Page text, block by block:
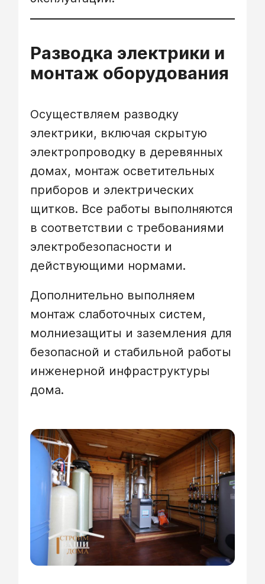
Поиск
Разводка электрики и
монтаж оборудования
Осуществляем разводку
электрики, включая скрытую
электропроводку в деревянных
домах, монтаж осветительных
приборов и электрических
щитков. Все работы выполняются
в соответствии с требованиями
электробезопасности и
действующими нормами.
Дополнительно выполняем
монтаж слаботочных систем,
молниезащиты и заземления для
безопасной и стабильной работы
инженерной инфраструктуры
дома.